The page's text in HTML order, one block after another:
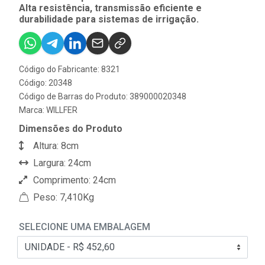
Alta resistência, transmissão eficiente e
durabilidade para sistemas de irrigação.
Código do Fabricante: 8321
Código: 20348
Código de Barras do Produto: 389000020348
Marca: WILLFER
Dimensões do Produto
Altura: 8cm
Largura: 24cm
Comprimento: 24cm
Peso: 7,410Kg
SELECIONE UMA EMBALAGEM